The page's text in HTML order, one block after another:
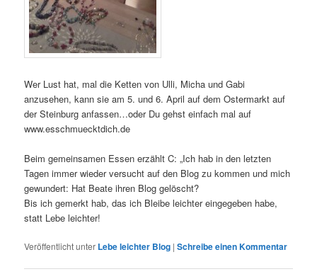
Wer Lust hat, mal die Ketten von Ulli, Micha und Gabi
anzusehen, kann sie am 5. und 6. April auf dem Ostermarkt auf
der Steinburg anfassen…oder Du gehst einfach mal auf
www.esschmuecktdich.de
Beim gemeinsamen Essen erzählt C: „Ich hab in den letzten
Tagen immer wieder versucht auf den Blog zu kommen und mich
gewundert: Hat Beate ihren Blog gelöscht?
Bis ich gemerkt hab, das ich Bleibe leichter eingegeben habe,
statt Lebe leichter!
Veröffentlicht unter Lebe leichter Blog |Schreibe einen Kommentar